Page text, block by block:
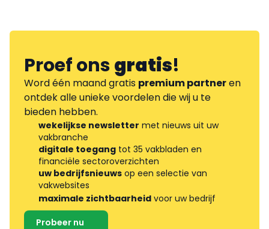
Proef onsgratis!
Word één maand gratis premium partneren
ontdek alle unieke voordelen die wij u te
bieden hebben.
wekelijkse newsletter met nieuws uit uw
vakbranche
digitale toegang tot 35 vakbladen en
financiële sectoroverzichten
uw bedrijfsnieuws op een selectie van
vakwebsites
maximale zichtbaarheid voor uw bedrijf
Probeer nu